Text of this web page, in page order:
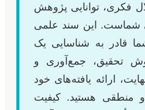
فکری، توانایی پژوهش
این سند علمی
به شناسایی یک
تحقیق، جمع‌آوری و
ارائه یافته‌های خود
هستید. کیفیت